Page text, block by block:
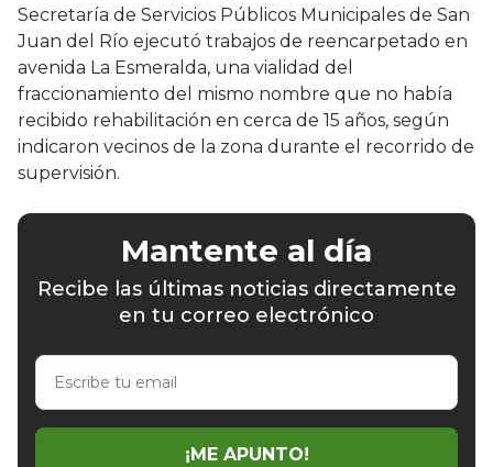
Secretaría de Servicios Públicos Municipales de San
Juan del Río ejecutó trabajos de reencarpetado en
avenida La Esmeralda, una vialidad del
fraccionamiento del mismo nombre que no había
recibido rehabilitación en cerca de 15 años, según
indicaron vecinos de la zona durante el recorrido de
supervisión.
Mantente al día
Recibe las últimas noticias directamente
en tu correo electrónico
Escribe
email
¡ME APUNTO!